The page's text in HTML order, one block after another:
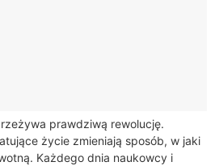
prawdziwą rewolucję.
życie zmieniają sposób, w jaki
Każdego dnia naukowcy i